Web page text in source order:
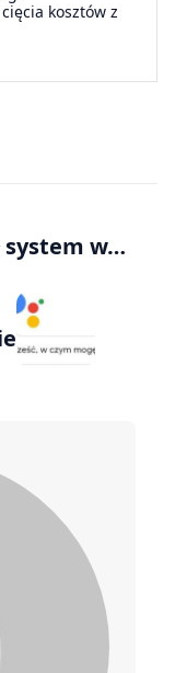
kosztów z
system w…